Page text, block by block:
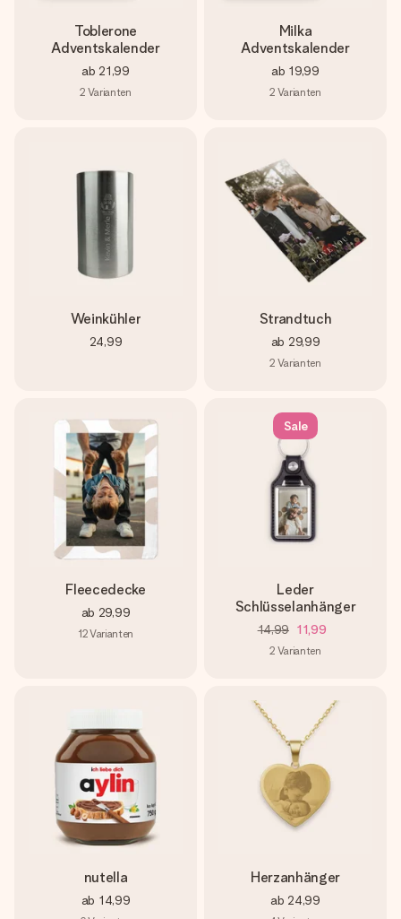
Toblerone
Adventskalender
ab 21,99
2 Varianten
Milka
Adventskalender
ab 19,99
2 Varianten
Weinkühler
24,99
Strandtuch
ab 29,99
2 Varianten
Fleecedecke
ab 29,99
12Varianten
Sale
Leder
Schlüsselanhänger
14,99 11,99
2 Varianten
nutella
ab 14,99
Herzanhänger
ab 24,99